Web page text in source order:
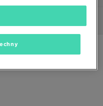
HR PANT STD